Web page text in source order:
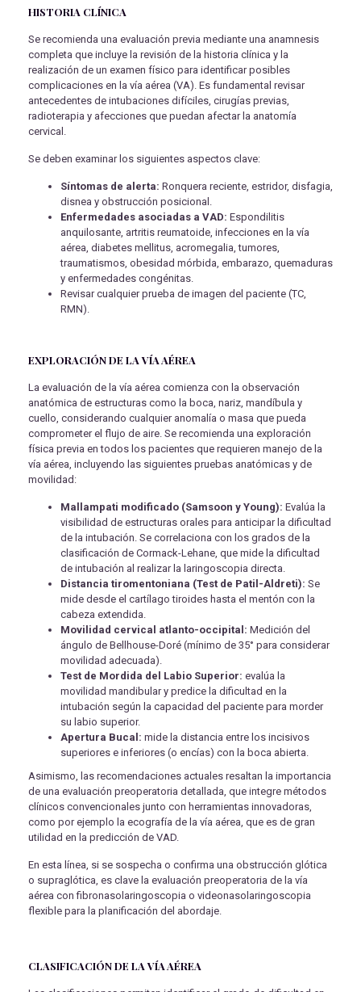
HISTORIA CLÍNICA
Se recomienda una evaluación previa mediante una anamnesis
completa que incluye la revisión de la historia clínica y la
realización de un examen físico para identificar posibles
complicaciones en la vía aérea (VA). Es fundamental revisar
antecedentes de intubaciones difíciles, cirugías previas,
radioterapia y afecciones que puedan afectar la anatomía
cervical.
Se deben examinar los siguientes aspectos clave:
Síntomas de alerta: Ronquera reciente, estridor, disfagia,
disnea y obstrucción posicional.
Enfermedades asociadas a VAD: Espondilitis
anquilosante, artritis reumatoide, infecciones en la vía
aérea, diabetes mellitus, acromegalia, tumores,
traumatismos, obesidad mórbida, embarazo, quemaduras
y enfermedades congénitas.
Revisar cualquier prueba de imagen del paciente (TC,
RMN).
EXPLORACIÓN DE LA VÍA AÉREA
La evaluación de la vía aérea comienza con la observación
anatómica de estructuras como la boca, nariz, mandíbula y
cuello, considerando cualquier anomalía o masa que pueda
comprometer el flujo de aire. Se recomienda una exploración
física previa en todos los pacientes que requieren manejo de la
vía aérea, incluyendo las siguientes pruebas anatómicas y de
movilidad:
Mallampati modificado (Samsoon y Young): Evalúa la
visibilidad de estructuras orales para anticipar la dificultad
de la intubación. Se correlaciona con los grados de la
clasificación de Cormack-Lehane, que mide la dificultad
de intubación al realizar la laringoscopia directa.
Distancia tiromentoniana (Test de Patil-Aldreti): Se
mide desde el cartílago tiroides hasta el mentón con la
cabeza extendida.
Movilidad cervical atlanto-occipital: Medición del
ángulo de Bellhouse-Doré (mínimo de 35° para considerar
movilidad adecuada).
Test de Mordida del Labio Superior: evalúa la
movilidad mandibular y predice la dificultad en la
intubación según la capacidad del paciente para morder
su labio superior.
Apertura Bucal: mide la distancia entre los incisivos
superiores e inferiores (o encías) con la boca abierta.
Asimismo, las recomendaciones actuales resaltan la importancia
de una evaluación preoperatoria detallada, que integre métodos
clínicos convencionales junto con herramientas innovadoras,
como por ejemplo la ecografía de la vía aérea, que es de gran
utilidad en la predicción de VAD.
En esta línea, si se sospecha o confirma una obstrucción glótica
o supraglótica, es clave la evaluación preoperatoria de la vía
aérea con fibronasolaringoscopia o videonasolaringoscopia
flexible para la planificación del abordaje.
CLASIFICACIÓN DE LA VÍA AÉREA